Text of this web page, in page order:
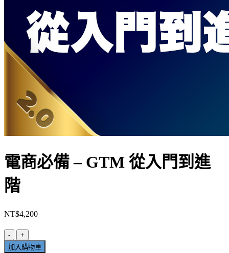
電商必備 – GTM 從入門到進
階
NT$4,200
電
商
加入購物車